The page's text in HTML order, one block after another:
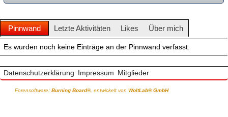
Pinnwand Letzte Aktivitäten Likes Über mich
Es wurden noch keine Einträge an der Pinnwand verfasst.
Datenschutzerklärung Impressum Mitglieder
Forensoftware: Burning Board®, entwickelt von WoltLab® GmbH